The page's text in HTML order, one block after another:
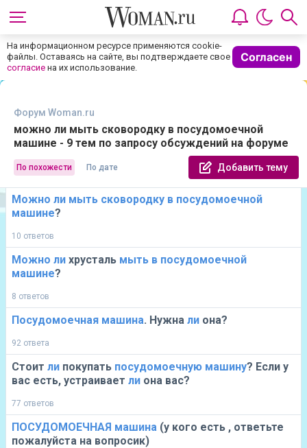
На информационном ресурсе применяются cookie-
файлы. Оставаясь на сайте, вы подтверждаете свое
согласие на их использование.
Согласен
Форум Woman.ru
можно ли мыть сковородку в посудомоечной
машине - 9 тем по запросу обсуждений на форуме
По похожести По дате Добавить тему
Можно ли мыть сковородку в посудомоечной
машине?
10 ответов
Можно ли хрусталь мыть в посудомоечной
машине?
8 ответов
Посудомоечная машина. Нужна ли она?
92 ответа
Стоит ли покупать посудомоечную машину? Если у
вас есть, устраивает ли она вас?
77 ответов
ПОСУДОМОЕЧНАЯ машина (у кого есть , ответьте
пожалуйста на вопросик)